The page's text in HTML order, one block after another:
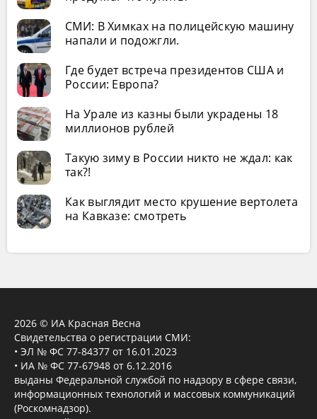
СМИ: В Химках на полицейскую машину
напали и подожгли.
Где будет встреча президентов США и
России: Европа?
На Урале из казны были украдены 18
миллионов рублей
Такую зиму в России никто не ждал: как
так?!
Как выглядит место крушение вертолета
на Кавказе: смотреть
2026 © ИА Красная Весна
Свидетельства о регистрации СМИ:
• ЭЛ № ФС 77-84377 от 16.01.2023
• ИА № ФС 77-67948 от 6.12.2016
выданы Федеральной службой по надзору в сфере связи,
информационных технологий и массовых коммуникаций
(Роскомнадзор).